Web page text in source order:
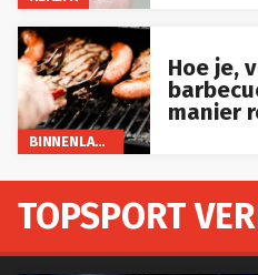
BINNENLAND
Hoe je,
manier
TOPSPORT